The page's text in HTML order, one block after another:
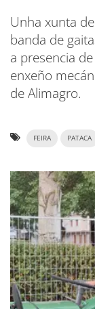
Unha xunta
banda de
a presencia
enxeño
de Alimagro.
FEIRA PATACA